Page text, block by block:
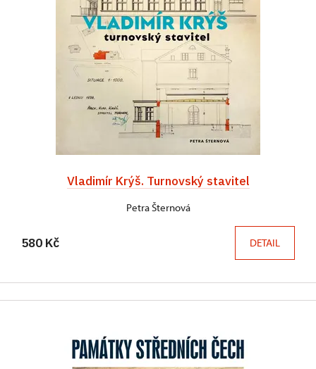
Vladimír Krýš. Turnovský stavitel
Petra Šternová
580 Kč DETAIL